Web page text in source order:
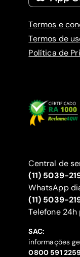
Termos e
Termos de
Política de
Central de
(11) 5039-
WhatsApp
(11) 5039-
‍Telefone 24h
SAC:
informações
‍0800 591